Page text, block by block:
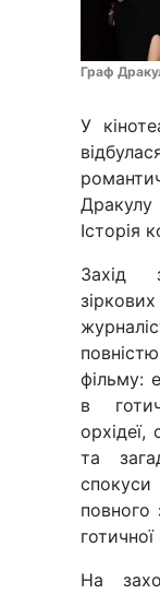
Граф
У
Історія
Захід
фільму:
в
орхідеї,
та
спокуси
повного
На